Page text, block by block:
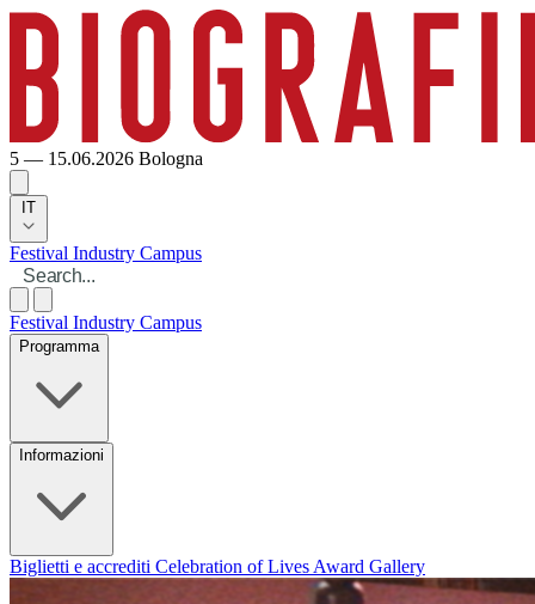
5 — 15.06.2026 Bologna
IT
Festival Industry Campus
Festival Industry Campus
Programma
Informazioni
Biglietti e accrediti Celebration of Lives Award Gallery